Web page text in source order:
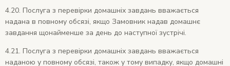
4.20. Послуга з перевірки домашніх завдань вважається
надана в повному обсязі, якщо Замовник надав домашнє
завдання щонайменше за день до наступної зустрічі.
4.21. Послуга з перевірки домашніх завдань вважається
наданою у повному обсязі, також у тому випадку, якщо домашні